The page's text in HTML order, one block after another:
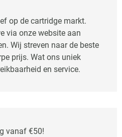
op de cartridge markt.
via onze website aan
Wij streven naar de beste
prijs. Wat ons uniek
en service.
vanaf €50!